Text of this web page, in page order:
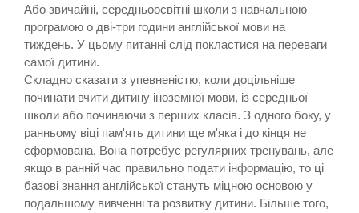
Або звичайні, середньоосвітні школи з навчальною
програмою о дві-три години англійської мови на
тиждень. У цьому питанні слід покластися на переваги
самої дитини.
Складно сказати з упевненістю, коли доцільніше
починати вчити дитину іноземної мови, із середньої
школи або починаючи з перших класів. З одного боку, у
ранньому віці пам'ять дитини ще м'яка і до кінця не
сформована. Вона потребує регулярних тренувань, але
якщо в ранній час правильно подати інформацію, то ці
базові знання англійської стануть міцною основою у
подальшому вивченні та розвитку дитини. Більше того,